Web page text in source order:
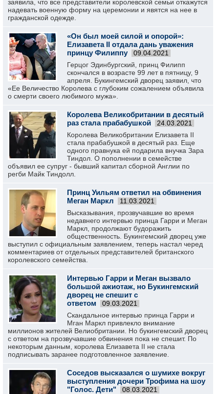
заявила, что все представители королевской семьи откажутся
надевать военную форму на церемонии и явятся на нее в
гражданской одежде.
«Он был моей силой и опорой»:
Елизавета II отдала дань уважения
принцу Филиппу
09.04.2021
Герцог Эдинбургский, принц Филипп
скончался в возрасте 99 лет в пятницу, 9
апреля. Букингемский дворец заявил, что
«Ее Величество Королева с глубоким сожалением объявила
о смерти своего любимого мужа».
Королева Великобритании в десятый
раз стала прабабушкой
24.03.2021
Королева Великобритании Елизавета II
стала прабабушкой в десятый раз. Еще
одного правнука ей подарила внучка Зара
Тиндол. О пополнении в семействе
объявил ее супруг - бывший капитал сборной Англии по
регби Майк Тиндолл.
Принц Уильям ответил на обвинения
Меган Маркл
11.03.2021
Высказывания, прозвучавшие во время
недавнего интервью принца Гарри и Меган
Маркл, продолжают будоражить
общественность. Букингемский дворец уже
выступил с официальным заявлением, теперь настал черед
комментариев от отдельных представителей британского
королевского семейства.
Интервью Гарри и Меган вызвало
большой ажиотаж, но Букингемский
дворец не спешит с
ответом
09.03.2021
Скандальное интервью принца Гарри и
Мган Маркл привлекло внимание
миллионов жителей Велиобритании. Но букингемский дворец
с ответом на прозвучавшие обвинения пока не спешит. По
некоторым данным, королева Елизавета II не стала
подписывать заранее подготовленное заявление.
Соседов высказался о шумихе вокруг
выступления дочери Трофима на шоу
"Голос. Дети"
08.03.2021